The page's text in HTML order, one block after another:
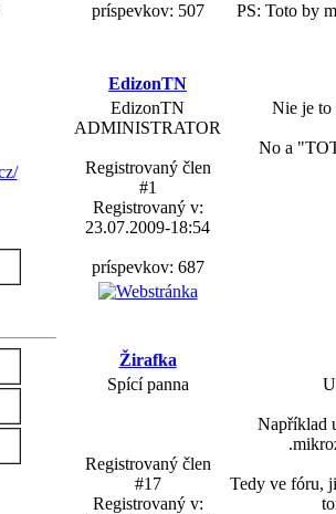
príspevkov: 507
PS: Toto by
EdizonTN
EdizonTN
ADMINISTRATOR
Registrovaný člen
#1
Registrovaný v:
23.07.2009-18:54
príspevkov: 687
Nie je to
No a
Žirafka
Spící panna
Registrovaný člen
#17
Registrovaný v:
Například
Tedy ve fóru,